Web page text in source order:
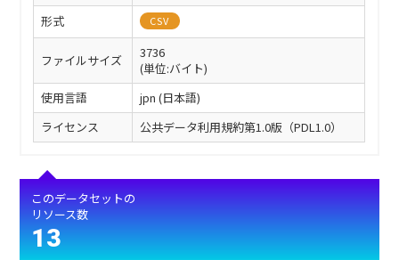
形式
CSV
ファイルサイズ
3736
(単位:バイト)
使用言語
jpn (日本語)
ライセンス
公共データ利用規約第1.0版（PDL1.0）
このデータセットの
リソース数
13